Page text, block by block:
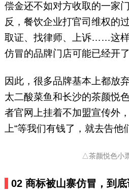
偿金还不如对方收取的一家
反，餐饮企业打官司维权的
取证、找律师、上诉……这
仿冒的品牌门店可能已经开了
因此，很多品牌基本上都放
太二酸菜鱼和长沙的茶颜悦
者官网上挂着不加盟宣传外
上“等我们有钱了，就去告他
△茶颜悦色小
02商标被山寨仿冒，到